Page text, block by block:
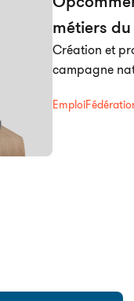
métiers
Création et
campagne
Emploi